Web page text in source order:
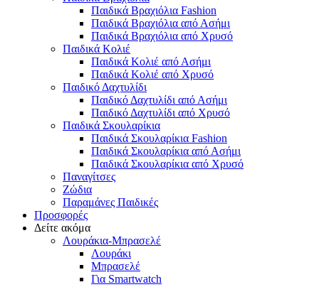
Παιδικά Βραχιόλια Fashion
Παιδικά Βραχιόλια από Ασήμι
Παιδικά Βραχιόλια από Χρυσό
Παιδικά Κολιέ
Παιδικά Κολιέ από Ασήμι
Παιδικά Κολιέ από Χρυσό
Παιδικό Δαχτυλίδι
Παιδικό Δαχτυλίδι από Ασήμι
Παιδικό Δαχτυλίδι από Χρυσό
Παιδικά Σκουλαρίκια
Παιδικά Σκουλαρίκια Fashion
Παιδικά Σκουλαρίκια από Ασήμι
Παιδικά Σκουλαρίκια από Χρυσό
Παναγίτσες
Ζώδια
Παραμάνες Παιδικές
Προσφορές
Δείτε ακόμα
Λουράκια-Μπρασελέ
Λουράκι
Μπρασελέ
Για Smartwatch